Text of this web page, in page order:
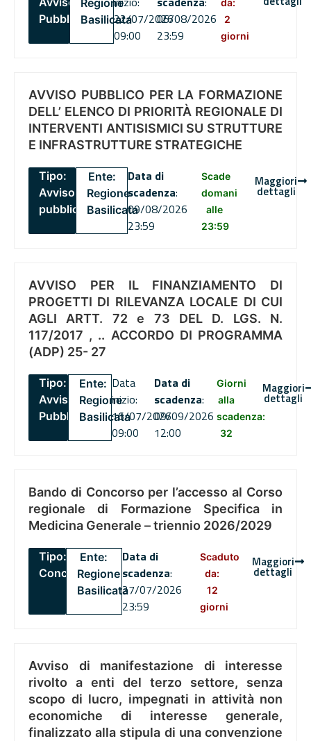
Pubblico
Regione
Basilicata22/07/2026
09:00
06/08/2026
23:59
da:
2
giorni
AVVISO PUBBLICO PER LA FORMAZIONE
DELL’ ELENCO DI PRIORITÀ REGIONALE DI
INTERVENTI ANTISISMICI SU STRUTTURE
E INFRASTRUTTURE STRATEGICHE
Tipo:
Avviso
pubblico
Ente:
Regione
Basilicata
Data di
scadenza:
09/08/2026
23:59
Scade
domani
alle
23:59
Maggiori
dettagli
AVVISO PER IL FINANZIAMENTO DI
PROGETTI DI RILEVANZA LOCALE DI CUI
AGLI ARTT. 72 e 73 DEL D. LGS. N.
117/2017 , .. ACCORDO DI PROGRAMMA
(ADP) 25- 27
Tipo:
Avviso
Pubblico
Ente:
Regione
Basilicata
Data
inizio:
16/07/2026
09:00
Data di
scadenza:
09/09/2026
12:00
Giorni
alla
scadenza:
32
Maggiori
dettagli
Bando di Concorso per l’accesso al Corso
regionale di Formazione Specifica in
Medicina Generale – triennio 2026/2029
Tipo:
Concorsi
Ente:
Regione
Basilicata
Data di
scadenza:
27/07/2026
23:59
Scaduto
da:
12
giorni
Maggiori
dettagli
Avviso di manifestazione di interesse
rivolto a enti del terzo settore, senza
scopo di lucro, impegnati in attività non
economiche di interesse generale,
finalizzato alla stipula di una convenzione